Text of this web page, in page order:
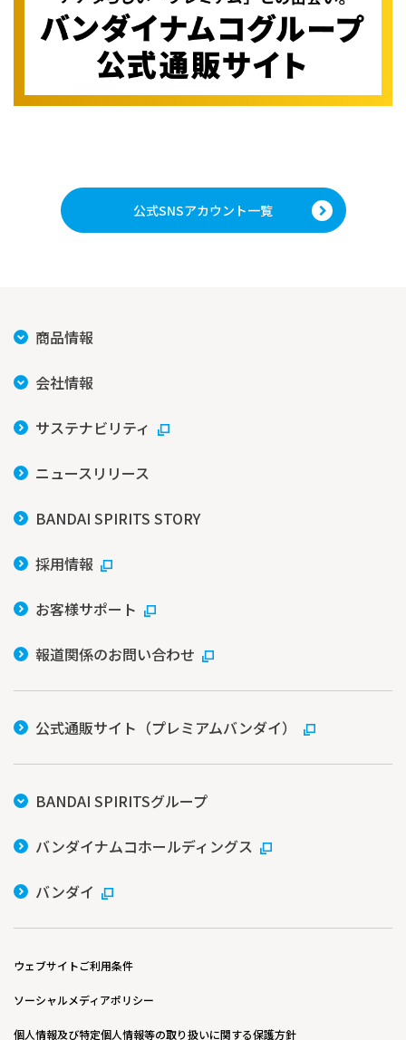
公式SNSアカウント一覧
商品情報
会社情報
サステナビリティ
ニュースリリース
BANDAI SPIRITS STORY
採用情報
お客様サポート
報道関係のお問い合わせ
公式通販サイト（プレミアムバンダイ）
BANDAI SPIRITSグループ
バンダイナムコホールディングス
バンダイ
ウェブサイトご利用条件
ソーシャルメディアポリシー
個人情報及び特定個人情報等の取り扱いに関する保護方針